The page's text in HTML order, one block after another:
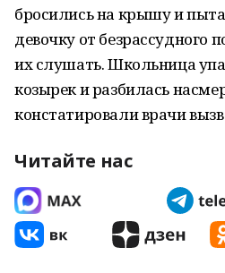
бросились на крышу и
девочку от безрассудного
их слушать. Школьница
козырек и разбилась
констатировали врачи
Читайте нас